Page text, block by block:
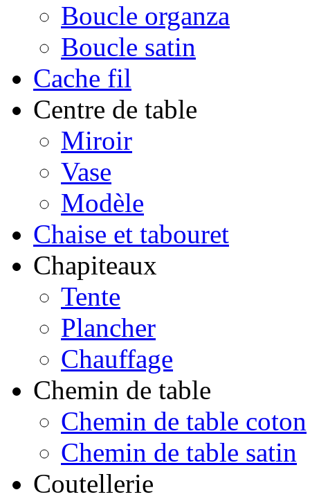
Boucle organza
Boucle satin
Cache fil
Centre de table
Miroir
Vase
Modèle
Chaise et tabouret
Chapiteaux
Tente
Plancher
Chauffage
Chemin de table
Chemin de table coton
Chemin de table satin
Coutellerie